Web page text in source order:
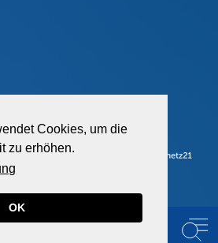
Cookies, um die
zu erhöhen.
OK